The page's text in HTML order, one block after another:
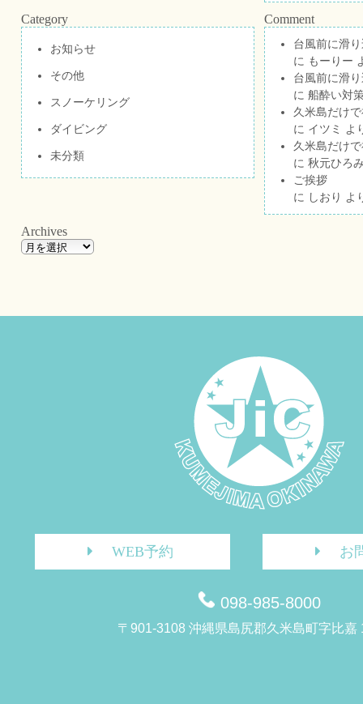
Category
お知らせ
その他
スノーケリング
ダイビング
未分類
Comment
台風前に滑
に もーりー
台風前に滑
に 船酔い対
久米島だけ
に イツミ
よ
久米島だけ
に 秋元ひろ
ご挨拶
に しおり よ
Archives
WEB予約 お
098-985-8000
〒901-3108 沖縄県島尻郡久米島町字比嘉